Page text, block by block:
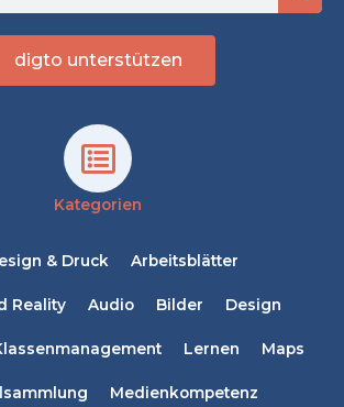
digto unterstützen
Kategorien
& Druck Arbeitsblätter
Reality Audio Bilder Design
Lernen Maps
Medienkompetenz